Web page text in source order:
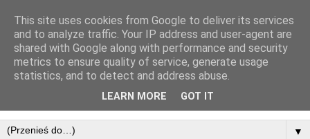
▼
This site uses cookies from Google to deliver its services
and to analyze traffic. Your IP address and user-agent are
shared with Google along with performance and security
metrics to ensure quality of service, generate usage
statistics, and to detect and address abuse.
LEARN MORE GOT IT